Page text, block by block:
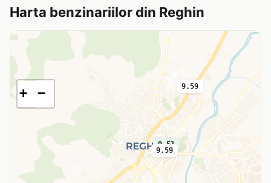
Harta benzinariilor din Reghin
9.51
9.59
9.59
+ −